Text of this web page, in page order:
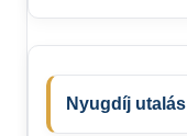
Nyugdíj utalás